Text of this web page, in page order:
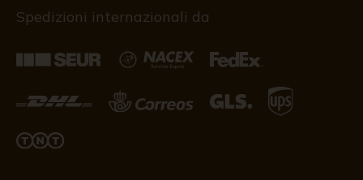
Spedizioni internazionali da